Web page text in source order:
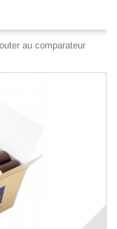
au comparateur